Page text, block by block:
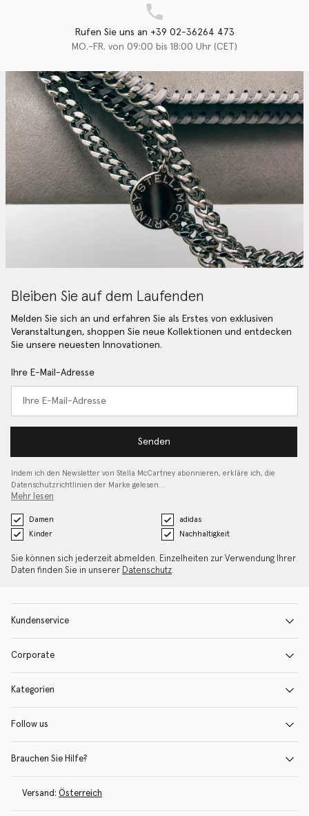
Rufen Sie uns an +39 02-36264 473
MO.-FR. von 09:00 bis 18:00 Uhr (CET)
Bleiben Sie auf dem Laufenden
Melden Sie sich an und erfahren Sie als Erstes von exklusiven
Veranstaltungen, shoppen Sie neue Kollektionen und entdecken
Sie unsere neuesten Innovationen.
Ihre E-Mail-Adresse
Senden
Indem ich den Newsletter von Stella McCartney abonnieren, erkläre ich, die
Datenschutzrichtlinien der Marke gelesen…
Mehr lesen
Damen
adidas
Kinder
Nachhaltigkeit
Sie können sich jederzeit abmelden. Einzelheiten zur Verwendung Ihrer
Daten finden Sie in unserer Datenschutz.
Kundenservice
Corporate
Kategorien
Follow us
Brauchen Sie Hilfe?
Versand: Österreich